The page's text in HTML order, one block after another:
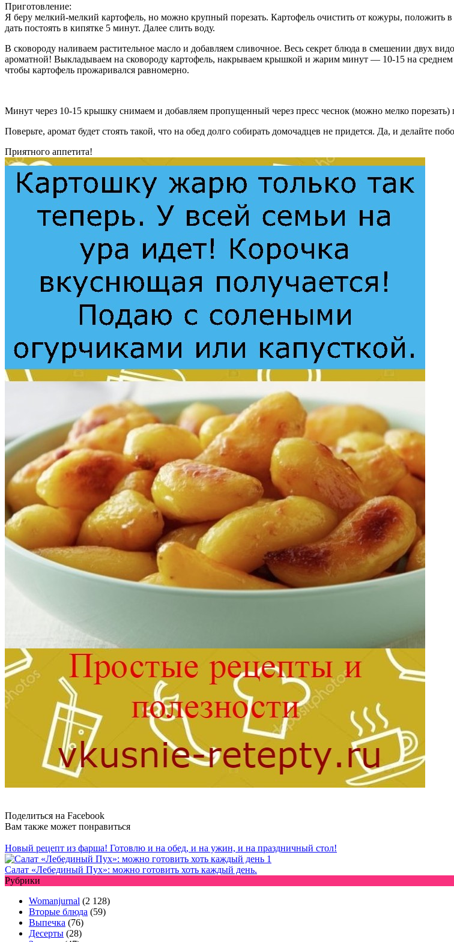
Приготовление:
Я беру мелкий-мелкий картофель, но можно крупный порезать. Картофель очистить от кожуры, положить
дать постоять в кипятке 5 минут. Далее слить воду.
В сковороду наливаем растительное масло и добавляем сливочное. Весь секрет блюда в смешении двух
ароматной! Выкладываем на сковороду картофель, накрываем крышкой и жарим минут — 10-15 на
чтобы картофель прожаривался равномерно.
Минут через 10-15 крышку снимаем и добавляем пропущенный через пресс чеснок (можно мелко
Поверьте, аромат будет стоять такой, что на обед долго собирать домочадцев не придется. Да, и делайте
Приятного аппетита!
Поделиться на Facebook
Вам также может понравиться
Новый рецепт из фарша! Готовлю и на обед, и на ужин, и на праздничный стол!
Салат «Лебединый Пух»: можно готовить хоть каждый день.
Рубрики
Womanjurnal (2 128)
Вторые блюда (59)
Выпечка (76)
Десерты (28)